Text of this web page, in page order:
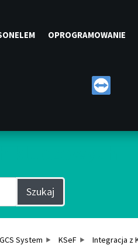
OPROGRAMOWANIE
Szukaj
System KSeF Integracja z